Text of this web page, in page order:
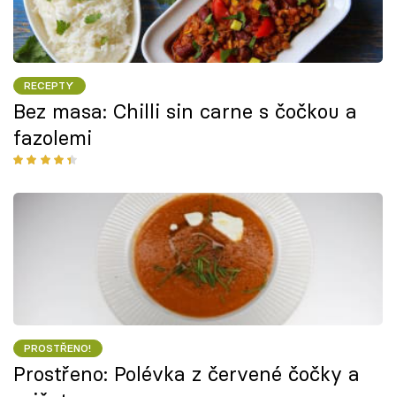
RECEPTY
Bez masa: Chilli sin carne s čočkou a
fazolemi
PROSTŘENO!
Prostřeno: Polévka z červené čočky a